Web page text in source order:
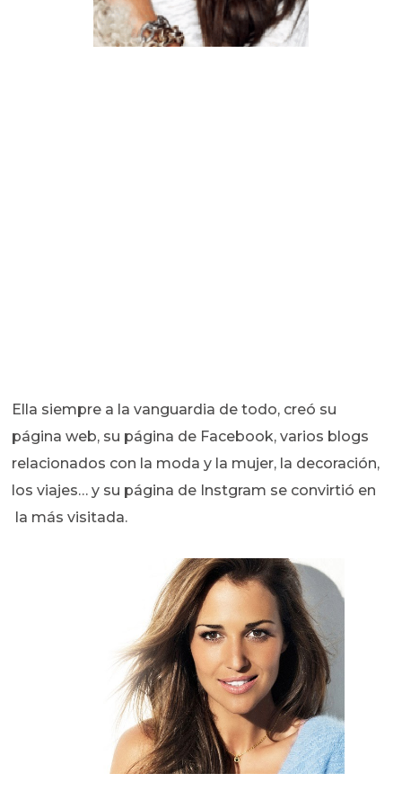
Ella siempre a la vanguardia de todo, creó su
página web, su página de Facebook, varios blogs
relacionados con la moda y la mujer, la decoración,
los viajes… y su página de Instgram se convirtió en
la más visitada.